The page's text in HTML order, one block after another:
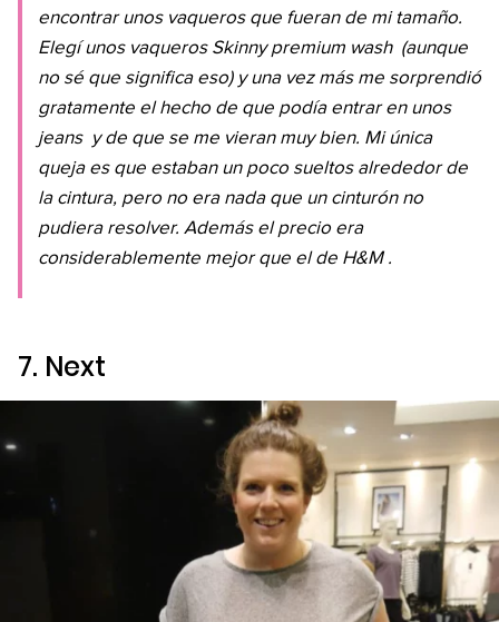
encontrar unos vaqueros que fueran de mi tamaño.
Elegí unos vaqueros Skinny premium wash (aunque
no sé que significa eso) y una vez más me sorprendió
gratamente el hecho de que podía entrar en unos
jeans y de que se me vieran muy bien. Mi única
queja es que estaban un poco sueltos alrededor de
la cintura, pero no era nada que un cinturón no
pudiera resolver. Además el precio era
considerablemente mejor que el de H&M .
7. Next